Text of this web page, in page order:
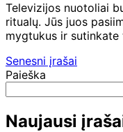
Televizijos nuotoliai
ritualų. Jūs juos
mygtukus ir
Navigacija
tarp
įrašų
Senesni įrašai
Paieška
Naujausi